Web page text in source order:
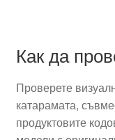
Как да
Проверете
катарамата,
продуктовите